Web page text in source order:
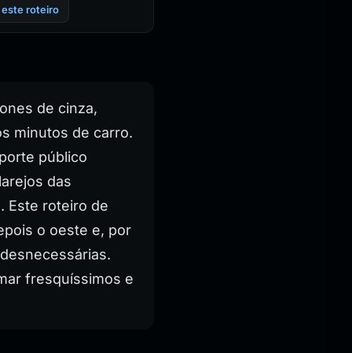
este roteiro
de cinza,
minutos de carro.
público
das
Este roteiro de
o oeste e, por
fresquíssimos e